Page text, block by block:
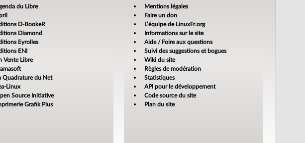
du Libre
D-BookeR
Diamond
Eyrolles
ENI
Vente Libre
Quadrature du Net
Linux
Source Initiative
Grafik Plus
Mentions légales
Faire un don
L’équipe de LinuxFr.org
Informations sur le site
Aide / Foire aux questions
Suivi des suggestions et bogues
Wiki du site
Règles de modération
Statistiques
API pour le développement
Code source du site
Plan du site